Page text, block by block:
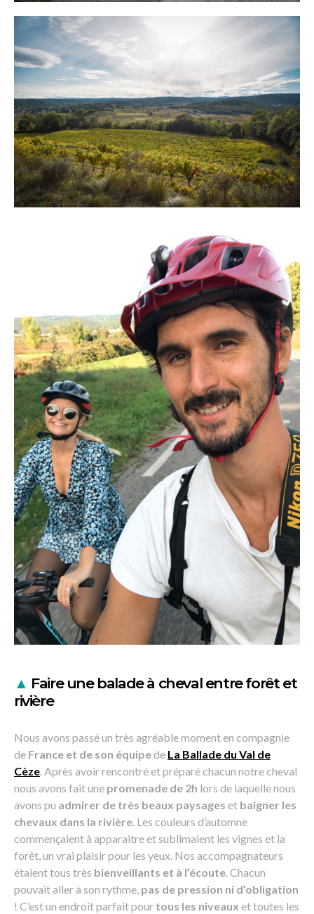
▲ Faire une balade à cheval entre forêt et
rivière
Nous avons passé un très agréable moment en compagnie
de France et de son équipede La Ballade du Val de
Cèze. Après avoir rencontré et préparé chacun notre cheval
nous avons fait une promenade de 2h lors de laquelle nous
avons pu admirer de très beaux paysages et baigner les
chevaux dans la rivière. Les couleurs d’automne
commençaient à apparaitre et sublimaient les vignes et la
forêt, un vrai plaisir pour les yeux. Nos accompagnateurs
étaient tous très bienveillants et à l’écoute. Chacun
pouvait aller à son rythme, pas de pression ni d’obligation
! C’est un endroit parfait pour tous les niveaux et toutes les